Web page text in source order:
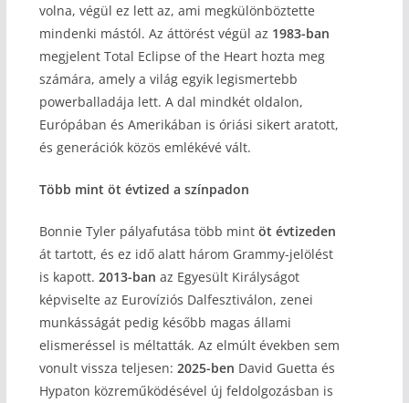
volna, végül ez lett az, ami megkülönböztette
mindenki mástól. Az áttörést végül az 1983-ban
megjelent Total Eclipse of the Heart hozta meg
számára, amely a világ egyik legismertebb
powerballadája lett. A dal mindkét oldalon,
Európában és Amerikában is óriási sikert aratott,
és generációk közös emlékévé vált.
Több mint öt évtized a színpadon
Bonnie Tyler pályafutása több mint öt évtizeden
át tartott, és ez idő alatt három Grammy-jelölést
is kapott. 2013-ban az Egyesült Királyságot
képviselte az Eurovíziós Dalfesztiválon, zenei
munkásságát pedig később magas állami
elismeréssel is méltatták. Az elmúlt években sem
vonult vissza teljesen: 2025-ben David Guetta és
Hypaton közreműködésével új feldolgozásban is